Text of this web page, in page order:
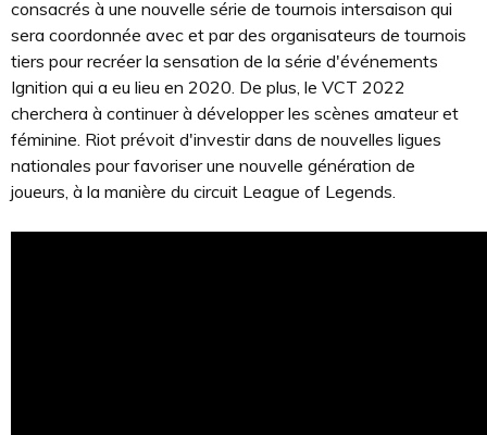
consacrés à une nouvelle série de tournois intersaison qui
sera coordonnée avec et par des organisateurs de tournois
tiers pour recréer la sensation de la série d'événements
Ignition qui a eu lieu en 2020. De plus, le VCT 2022
cherchera à continuer à développer les scènes amateur et
féminine. Riot prévoit d'investir dans de nouvelles ligues
nationales pour favoriser une nouvelle génération de
joueurs, à la manière du circuit League of Legends.